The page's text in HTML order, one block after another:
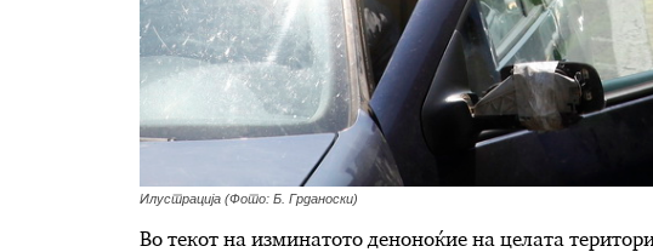
Илустрација (Фото: Б. Грданоски)
Во текот на изминатото деноноќие на целата